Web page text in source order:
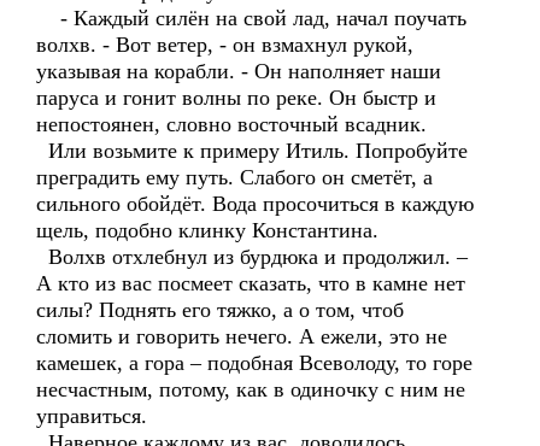
- Каждый силён на свой лад, начал поучать
волхв. - Вот ветер, - он взмахнул рукой,
указывая на корабли. - Он наполняет наши
паруса и гонит волны по реке. Он быстр и
непостоянен, словно восточный всадник.
Или возьмите к примеру Итиль. Попробуйте
преградить ему путь. Слабого он сметёт, а
сильного обойдёт. Вода просочиться в каждую
щель, подобно клинку Константина.
Волхв отхлебнул из бурдюка и продолжил. –
А кто из вас посмеет сказать, что в камне нет
силы? Поднять его тяжко, а о том, чтоб
сломить и говорить нечего. А ежели, это не
камешек, а гора – подобная Всеволоду, то горе
несчастным, потому, как в одиночку с ним не
управиться.